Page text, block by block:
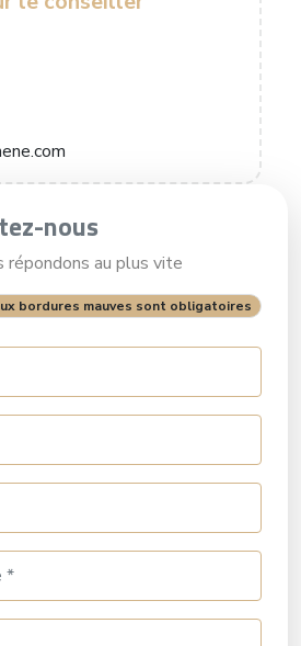
nous
répondons au plus vite
bordures mauves sont obligatoires